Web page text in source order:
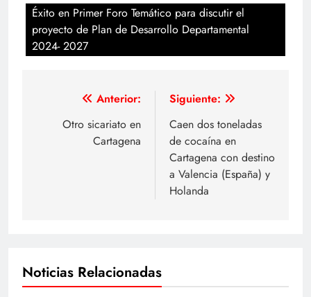
Éxito en Primer Foro Temático para discutir el
proyecto de Plan de Desarrollo Departamental
2024- 2027
Navegación
entradas
Anterior:
Otro sicariato en
Cartagena
Siguiente:
Caen dos toneladas
de cocaína en
Cartagena con destino
a Valencia (España) y
Holanda
Noticias Relacionadas